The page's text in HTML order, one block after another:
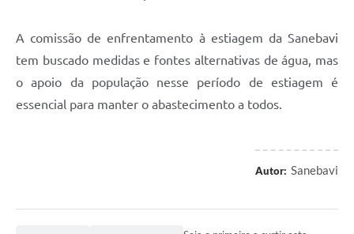
A comissão de enfrentamento à estiagem da Sanebavi
tem buscado medidas e fontes alternativas de água, mas
o apoio da população nesse período de estiagem é
essencial para manter o abastecimento a todos.
Autor: Sanebavi